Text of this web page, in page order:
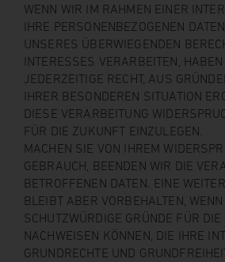
WENN WIR IM RAHMEN EINER
IHRE PERSONENBEZOGENEN
UNSERES ÜBERWIEGENDEN
INTERESSES VERARBEITEN,
JEDERZEITIGE RECHT, AUS
IHRER BESONDEREN SITUATION
DIESE VERARBEITUNG
FÜR DIE ZUKUNFT EINZULEGEN.
MACHEN SIE VON IHREM
GEBRAUCH, BEENDEN WIR DIE
BETROFFENEN DATEN. EINE
BLEIBT ABER VORBEHALTEN,
SCHUTZWÜRDIGE GRÜNDE FÜR
NACHWEISEN KÖNNEN, DIE IHRE
GRUNDRECHTE UND